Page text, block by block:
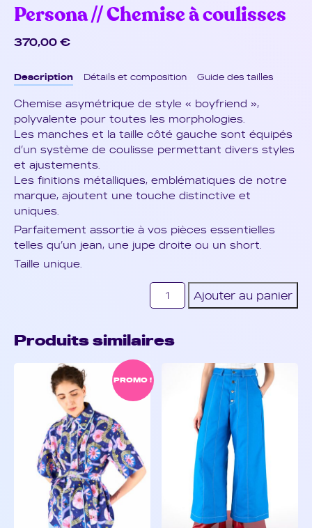
Persona // Chemise à coulisses
370,00 €
Description Détails et composition Guide des tailles
Chemise asymétrique de style « boyfriend »,
polyvalente pour toutes les morphologies.
Les manches et la taille côté gauche sont équipés
d’un système de coulisse permettant divers styles
et ajustements.
Les finitions métalliques, emblématiques de notre
marque, ajoutent une touche distinctive et
uniques.
Parfaitement assortie à vos pièces essentielles
telles qu’un jean, une jupe droite ou un short.
Taille unique.
quantité
Chemise
coulisses
Ajouter au panier
Produits similaires
PROMO !